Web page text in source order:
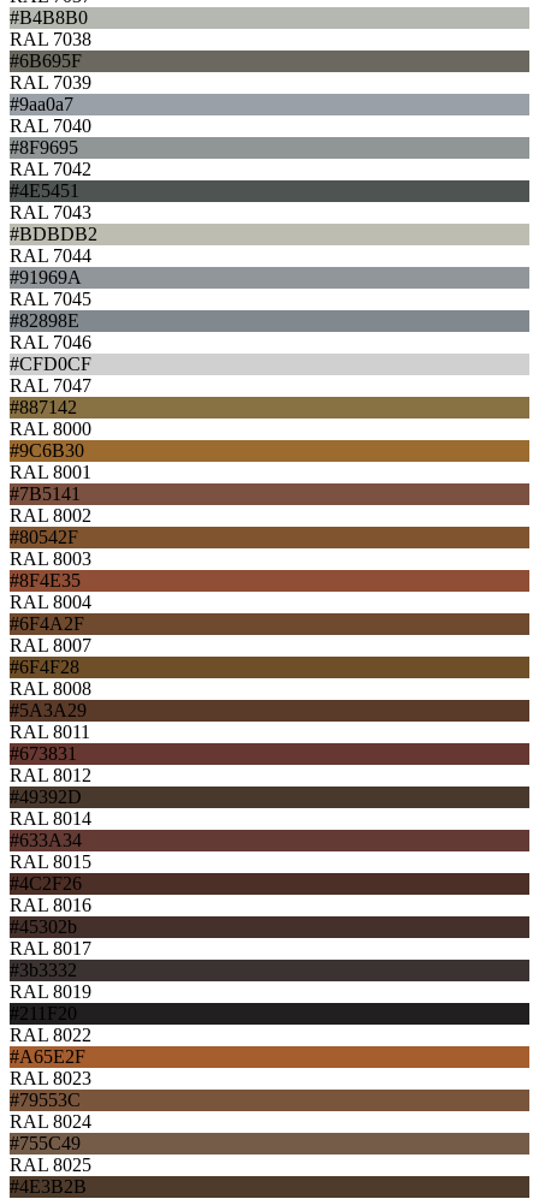
#B4B8B0
RAL 7038
#6B695F
RAL 7039
#9aa0a7
RAL 7040
#8F9695
RAL 7042
#4E5451
RAL 7043
#BDBDB2
RAL 7044
#91969A
RAL 7045
#82898E
RAL 7046
#CFD0CF
RAL 7047
#887142
RAL 8000
#9C6B30
RAL 8001
#7B5141
RAL 8002
#80542F
RAL 8003
#8F4E35
RAL 8004
#6F4A2F
RAL 8007
#6F4F28
RAL 8008
#5A3A29
RAL 8011
#673831
RAL 8012
#49392D
RAL 8014
#633A34
RAL 8015
#4C2F26
RAL 8016
#45302b
RAL 8017
#3b3332
RAL 8019
#211F20
RAL 8022
#A65E2F
RAL 8023
#79553C
RAL 8024
#755C49
RAL 8025
#4E3B2B